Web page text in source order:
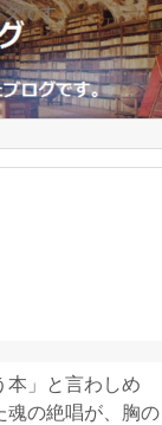
です。
本」と言わしめ
魂の絶唱が、胸の